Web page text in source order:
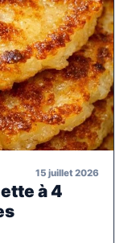
15 juillet 2026
à 4